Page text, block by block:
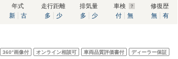
年式
新
古
走行距離
多
少
排気量
多
少
車検
付
無
修復歴
無
有
360°画像付 オンライン相談可 車両品質評価書付 ディーラー保証